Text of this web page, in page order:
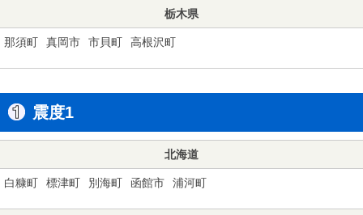
栃木県
那須町 真岡市 市貝町 高根沢町
震度1
北海道
白糠町 標津町 別海町 函館市 浦河町